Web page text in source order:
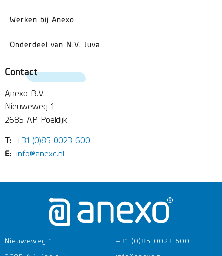
Werken bij Anexo
Onderdeel van N.V. Juva
Contact
Anexo B.V.
Nieuweweg 1
2685 AP Poeldijk
T: +31 (0)85 0023 600
E: info@anexo.nl
Nieuweweg 1
+31 (0)85 0023 600